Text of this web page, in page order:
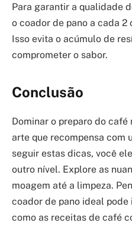
Para garantir a qualidade
o coador de pano a cada 2
Isso evita o acúmulo de
comprometer o sabor.
Conclusão
Dominar o preparo do café
arte que recompensa com
seguir estas dicas, você
outro nível. Explore as
moagem até a limpeza.
coador de pano ideal
como as receitas de café